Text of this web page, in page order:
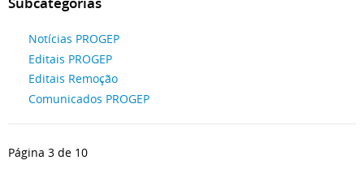
Notícias PROGEP
Editais PROGEP
Editais Remoção
Comunicados PROGEP
Página 3 de 10